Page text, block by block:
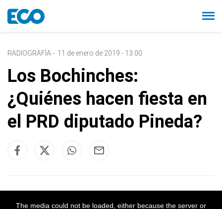
RADIOGRAFÍA - 11 de enero de 2019 - 13:00
Los Bochinches:
¿Quiénes hacen fiesta en
el PRD diputado Pineda?
The media could not be loaded, either because the server or